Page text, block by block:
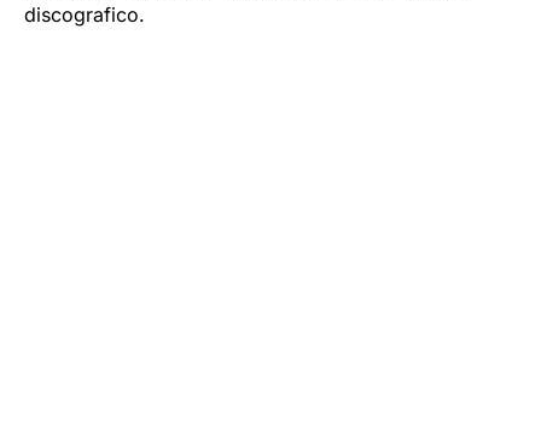
discografico.